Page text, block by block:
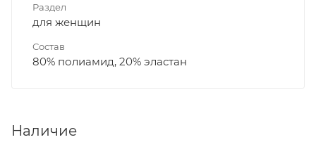
Раздел
для женщин
Состав
80% полиамид, 20% эластан
Наличие